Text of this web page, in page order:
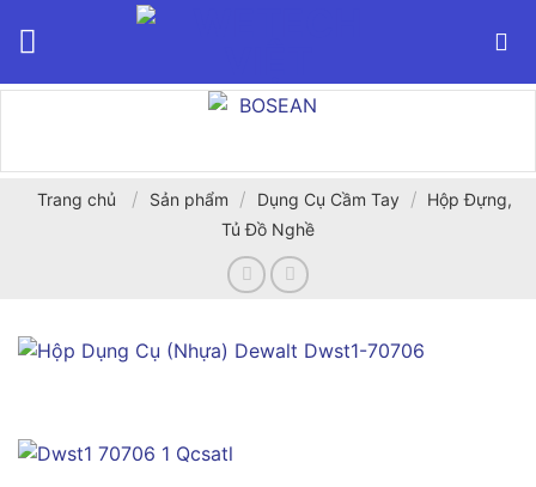
Trang chủ / Sản phẩm / Dụng Cụ Cầm Tay / Hộp Đựng,
Tủ Đồ Nghề